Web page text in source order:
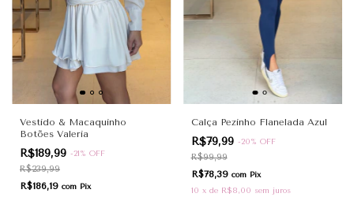
Vestido & Macaquinho
Botões Valeria
R$189,99 -21% OFF
R$239,99
R$186,19 com Pix
Calça Pezinho Flanelada Azul
R$79,99 -20% OFF
R$99,99
R$78,39 com Pix
10 x de R$8,00 sem juros